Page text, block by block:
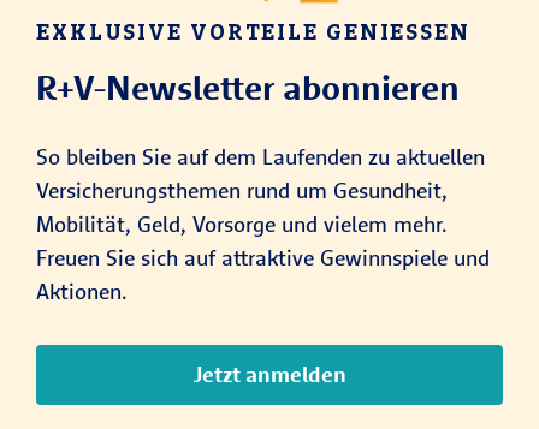
EXKLUSIVE VORTEILE GENIESSEN
R+V-Newsletter abonnieren
So bleiben Sie auf dem Laufenden zu aktuellen
Versicherungsthemen rund um Gesundheit,
Mobilität, Geld, Vorsorge und vielem mehr.
Freuen Sie sich auf attraktive Gewinnspiele und
Aktionen.
Jetzt anmelden